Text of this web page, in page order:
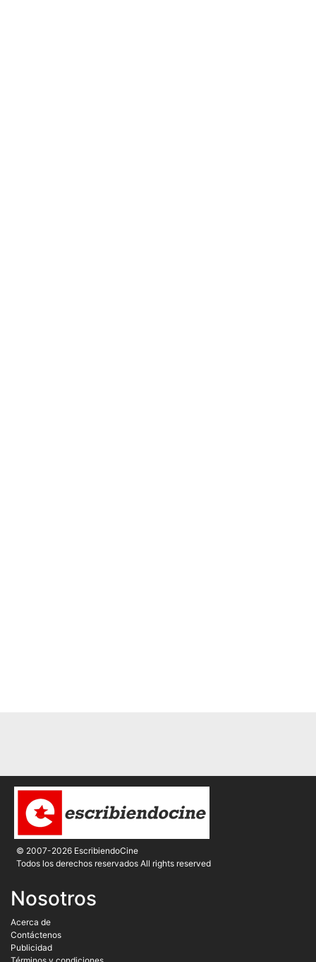
© 2007-2026 EscribiendoCine
Todos los derechos reservados All rights reserved
Nosotros
Acerca de
Contáctenos
Publicidad